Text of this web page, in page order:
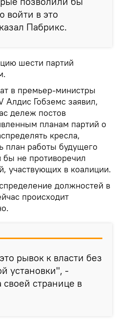
войти в это
Пабрикс.
шести партий
в премьер-министры
Алдис Гобземс заявил,
дележ постов
планам партий о
кресла,
план работы будущего
бы не противоречил
участвующих в коалиции.
должностей в
происходит
рывок к власти без
установки", -
своей странице в